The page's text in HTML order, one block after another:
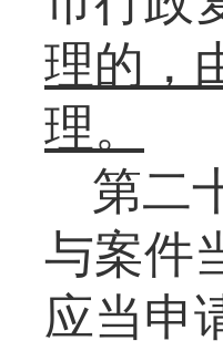
理的，
理。
第二
与案件
应当申